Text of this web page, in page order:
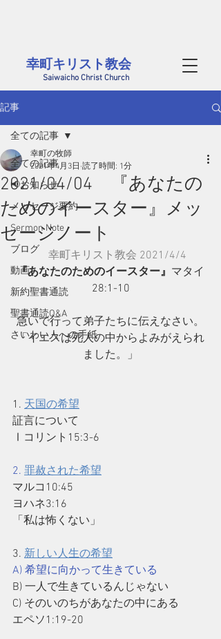
幸町キリスト教会​
Saiwaicho Christ Church
記事
全ての記事
📢お知らせ
メッセージ要約
Sermon Note
ブログ
動画
新約聖書通読
聖書通読Q&A
さいわい人への手紙
全ての記事
2021/04/04 『あなたの
ためのイースター』メッ
セージノート
幸町の牧師
2021年4月3日 読了時間: 1分
幸町キリスト教会 2021/4/4
『あなたのためのイースター』 マタイ
28:1-10
急いで行って弟子たちに伝えなさい。
「イエスは死人の中からよみがえられ
ました。」
1. 天国の希望
証言について
Ⅰコリント15:3-6
2. 罪赦された希望
マルコ10:45
ヨハネ3:16
「私は怖くない」
3. 新しい人生の希望
A) 希望に向かって生きている
B) 一人で生きているんじゃない
C) そのいのちがあなたの中にある
エペソ1:19-20